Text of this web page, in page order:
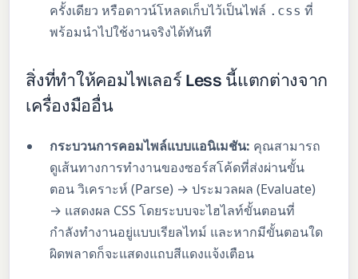
ครั้งเดียว หรือดาวน์โหลดเก็บไว้เป็นไฟล์ .css ที่
พร้อมนำไปใช้งานจริงได้ทันที
สิ่งที่ทำให้คอมไพเลอร์ Less นี้แตกต่างจาก
เครื่องมืออื่น
กระบวนการคอมไพล์แบบแอนิเมชัน: คุณสามารถ
ดูเส้นทางการทำงานของซอร์สโค้ดที่ส่งผ่านขั้น
ตอน วิเคราะห์ (Parse) → ประมวลผล (Evaluate)
→ แสดงผล CSS โดยระบบจะไฮไลท์ขั้นตอนที่
กำลังทำงานอยู่แบบเรียลไทม์ และหากมีขั้นตอนใด
ผิดพลาดก็จะแสดงแถบสีแดงแจ้งเตือน